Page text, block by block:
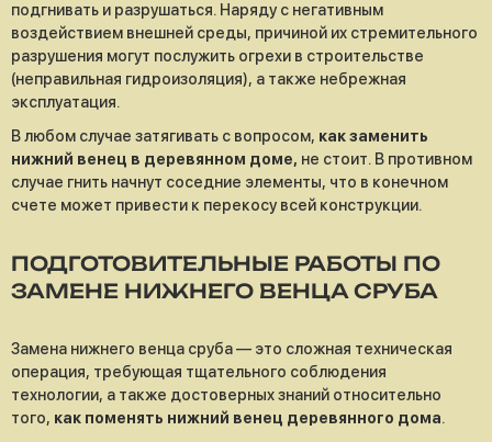
подгнивать и разрушаться. Наряду с негативным
воздействием внешней среды, причиной их стремительного
разрушения могут послужить огрехи в строительстве
(неправильная гидроизоляция), а также небрежная
эксплуатация.
В любом случае затягивать с вопросом, как заменить
нижний венец в деревянном доме, не стоит. В противном
случае гнить начнут соседние элементы, что в конечном
счете может привести к перекосу всей конструкции.
ПОДГОТОВИТЕЛЬНЫЕ РАБОТЫ ПО
ЗАМЕНЕ НИЖНЕГО ВЕНЦА СРУБА
Замена нижнего венца сруба — это сложная техническая
операция, требующая тщательного соблюдения
технологии, а также достоверных знаний относительно
того, как поменять нижний венец деревянного дома.